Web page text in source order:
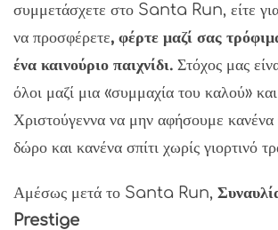
συμμετάσχετε στο Santa Run, είτε
να προσφέρετε, φέρτε μαζί σας
ένα καινούριο παιχνίδι. Στόχος μας
όλοι μαζί μια «συμμαχία του καλού»
Χριστούγεννα να μην αφήσουμε κανένα
δώρο και κανένα σπίτι χωρίς γιορτινό
Αμέσως μετά το Santa Run,
Prestige